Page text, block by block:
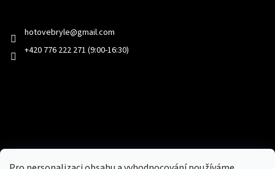
hotovebryle@gmail.com
+420 776 222 271 (9:00-16:30)